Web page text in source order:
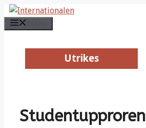
Hoppa
till
Utrikes
Utrikes
Studentupproren